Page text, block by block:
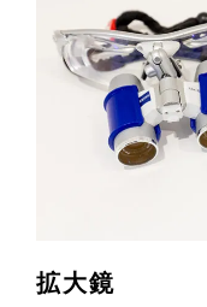
拡大鏡